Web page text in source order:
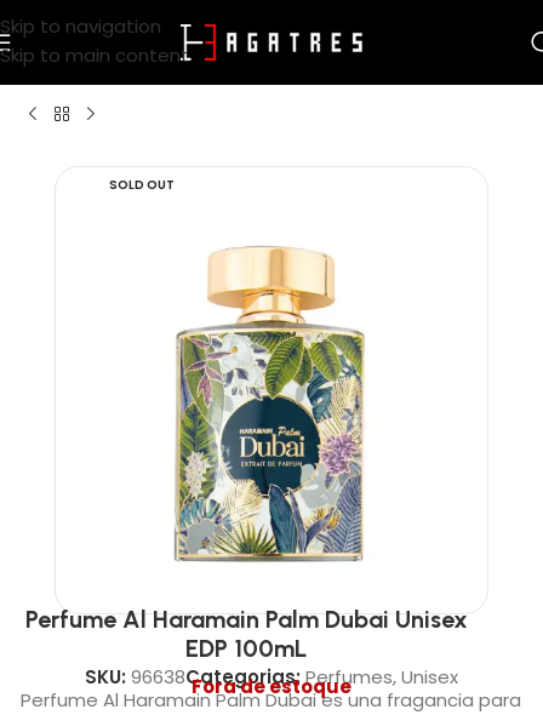
Skip to navigation
Skip to main content
SOLD OUT
Perfume Al Haramain Palm Dubai Unisex
EDP 100mL
SKU: 96638Categorias: Perfumes,Unisex
Fora de estoque
Perfume Al Haramain Palm Dubai es una fragancia para